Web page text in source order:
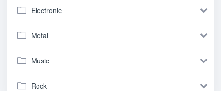
Electronic
Metal
Music
Rock